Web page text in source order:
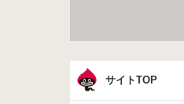
サイトTOP